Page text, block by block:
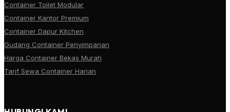
Container Toilet Modular
Container Kantor Premium
Container Dapur Kitchen
Gudang Container Penyimpanan
Harga Container Bekas Murah
Tarif Sewa Container Harian